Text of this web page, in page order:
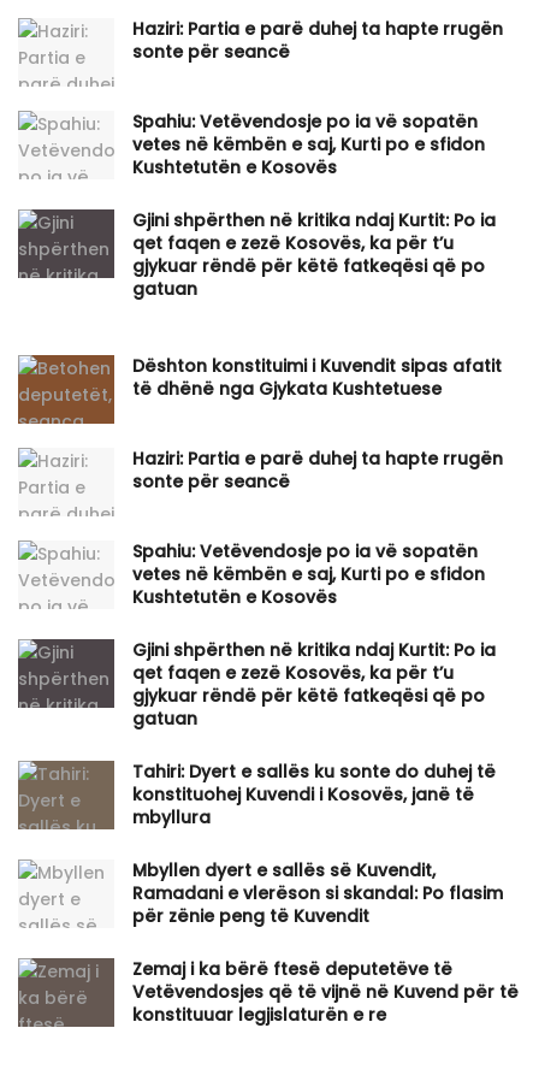
Haziri: Partia e parë duhej ta hapte rrugën
sonte për seancë
Spahiu: Vetëvendosje po ia vë sopatën
vetes në këmbën e saj, Kurti po e sfidon
Kushtetutën e Kosovës
Gjini shpërthen në kritika ndaj Kurtit: Po ia
qet faqen e zezë Kosovës, ka për t’u
gjykuar rëndë për këtë fatkeqësi që po
gatuan
Dështon konstituimi i Kuvendit sipas afatit
të dhënë nga Gjykata Kushtetuese
Haziri: Partia e parë duhej ta hapte rrugën
sonte për seancë
Spahiu: Vetëvendosje po ia vë sopatën
vetes në këmbën e saj, Kurti po e sfidon
Kushtetutën e Kosovës
Gjini shpërthen në kritika ndaj Kurtit: Po ia
qet faqen e zezë Kosovës, ka për t’u
gjykuar rëndë për këtë fatkeqësi që po
gatuan
Tahiri: Dyert e sallës ku sonte do duhej të
konstituohej Kuvendi i Kosovës, janë të
mbyllura
Mbyllen dyert e sallës së Kuvendit,
Ramadani e vlerëson si skandal: Po flasim
për zënie peng të Kuvendit
Zemaj i ka bërë ftesë deputetëve të
Vetëvendosjes që të vijnë në Kuvend për të
konstituuar legjislaturën e re